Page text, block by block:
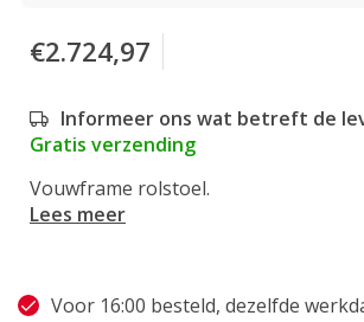
€2.724,97
Informeer ons wat betreft de
Gratis verzending
Vouwframe rolstoel.
Lees meer
Voor 16:00 besteld, dezelfde